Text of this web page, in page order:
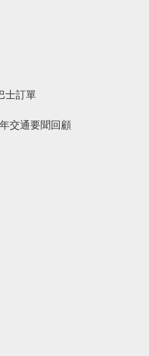
士訂單
交通要聞回顧